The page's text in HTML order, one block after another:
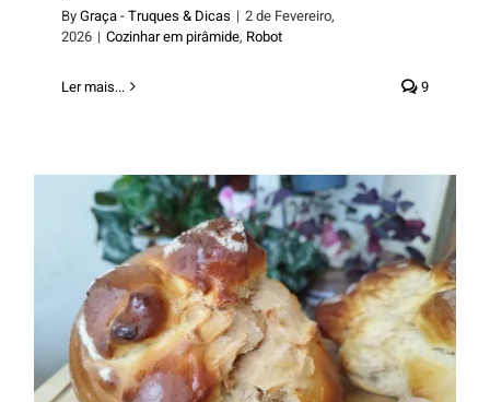
ByGraça - Truques & Dicas | 2 de Fevereiro,
2026 | Cozinhar em pirâmide, Robot
Ler mais... 9
Fogaça